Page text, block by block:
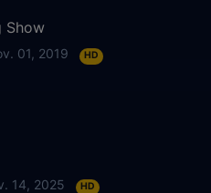
Show
01, 2019 HD
14, 2025 HD